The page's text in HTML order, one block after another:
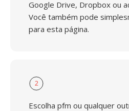
Google Drive, Dropbox ou
Você também pode
para esta página.
2
Escolha pfm ou qualquer